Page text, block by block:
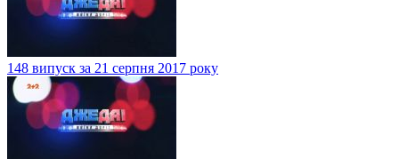
148 випуск за 21 серпня 2017 року